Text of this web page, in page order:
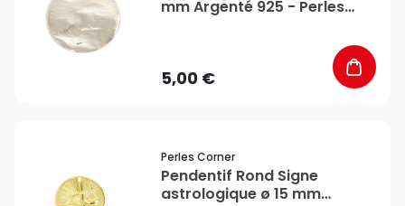
mm Argenté 925 - Perles
5,00 €
Perles Corner
Pendentif Rond Signe
astrologique ø 15 mm